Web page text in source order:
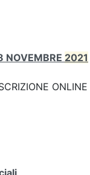
NOVEMBRE 2021
ONLINE